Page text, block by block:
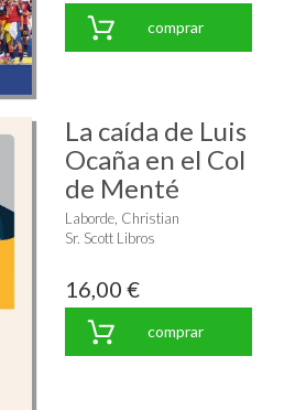
comprar
La caída de Luis
Ocaña en el Col
de Menté
Laborde, Christian
Sr. Scott Libros
16,00 €
comprar